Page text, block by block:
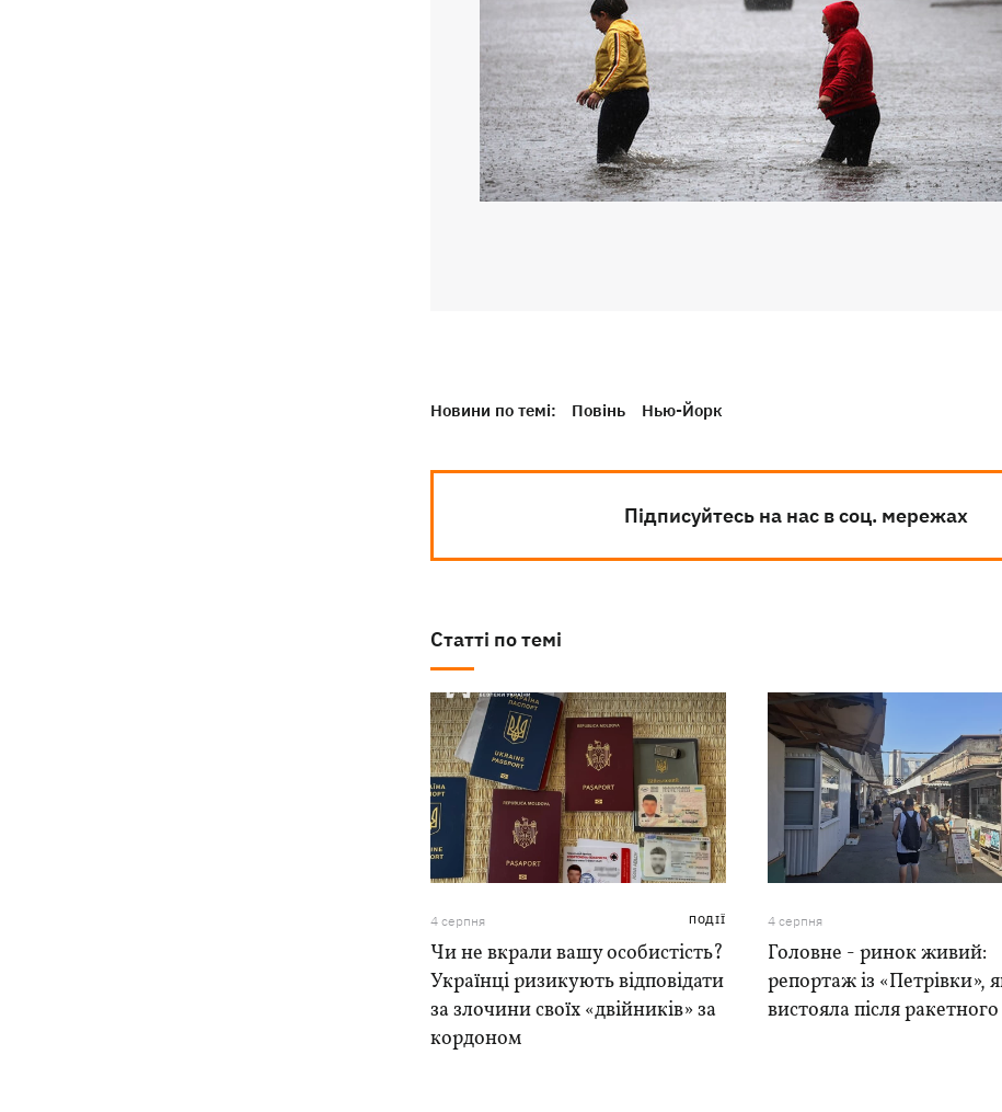
Новини по темі: Повінь Нью-Йорк
Підписуйтесь на нас в соц. мережах
Статті по темі
4 серпня ПОДІЇ
Чи не вкрали вашу особистість?
Українці ризикують відповідати
за злочини своїх «двійників» за
кордоном
4 серпня
Головне - ринок живий:
репортаж із «Петрівки»,
вистояла після